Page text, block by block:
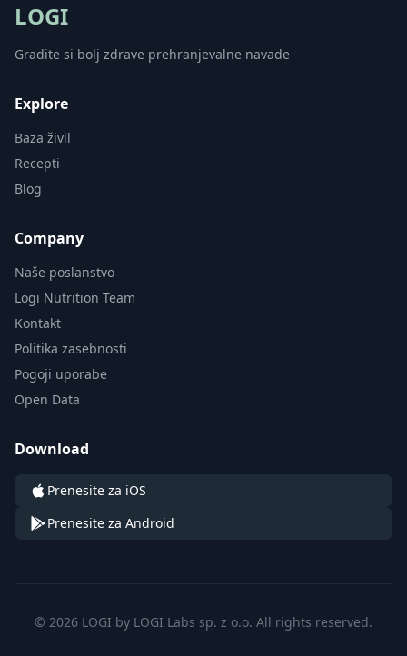
LOGI
Gradite si bolj zdrave prehranjevalne navade
Explore
Baza živil
Recepti
Blog
Company
Naše poslanstvo
Logi Nutrition Team
Kontakt
Politika zasebnosti
Pogoji uporabe
Open Data
Download
Prenesite za iOS
Prenesite za Android
© 2026 LOGI by LOGI Labs sp. z o.o. All rights reserved.